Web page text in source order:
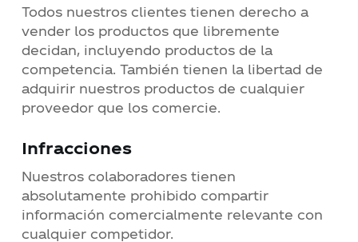
Trabaja con nosotros
Documentos de interés
Todos nuestros clientes tienen derecho a
vender los productos que libremente
decidan, incluyendo productos de la
competencia. También tienen la libertad de
adquirir nuestros productos de cualquier
proveedor que los comercie.
Infracciones
Nuestros colaboradores tienen
absolutamente prohibido compartir
información comercialmente relevante con
cualquier competidor.